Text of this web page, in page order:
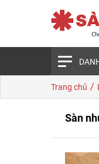
Trang chủ /
Sàn